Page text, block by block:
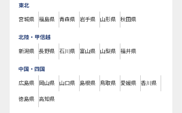
東北
宮城県 福島県 青森県 岩手県 山形県 秋田県
北陸・甲信越
新潟県 長野県 石川県 富山県 山梨県 福井県
中国・四国
広島県 岡山県 山口県 島根県 鳥取県 愛媛県 香川県
徳島県 高知県